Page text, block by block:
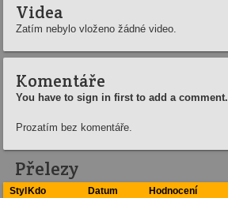
Videa
Zatím nebylo vloženo žádné video.
Komentáře
You have to sign in first to add a comment.
Prozatím bez komentáře.
Přelezy
StylKdo Datum Hodnocení